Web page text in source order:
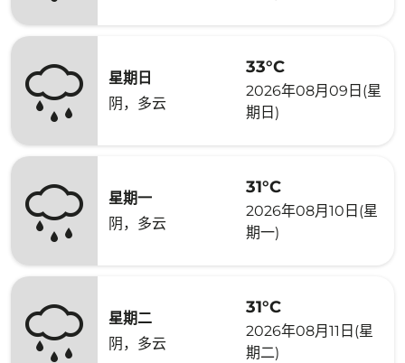
星期日
阴，多云
33°C
2026年08月09日(星
期日)
星期一
阴，多云
31°C
2026年08月10日(星
期一)
星期二
阴，多云
31°C
2026年08月11日(星
期二)